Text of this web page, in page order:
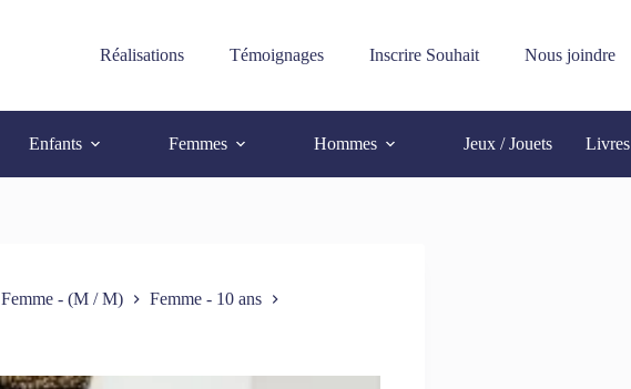
Réalisations Témoignages Inscrire Souhait Nous joindre
Enfants Femmes Hommes Jeux / Jouets Livres
Femme - (M / M)
Femme - 10 ans